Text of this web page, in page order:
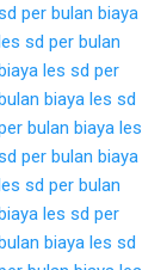
per bulan biaya
sd per bulan
les sd per
biaya les sd
bulan biaya les
per bulan biaya
sd per bulan
les sd per
biaya les sd